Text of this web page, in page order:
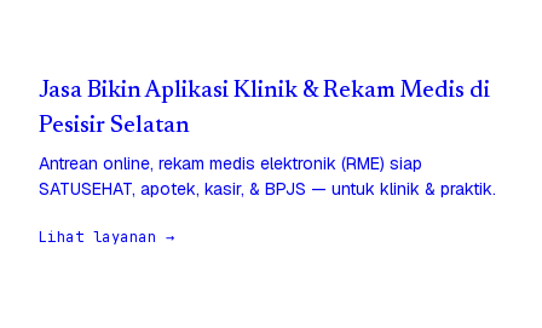
Jasa Bikin Aplikasi Klinik & Rekam Medis di
Pesisir Selatan
Antrean online, rekam medis elektronik (RME) siap
SATUSEHAT, apotek, kasir, & BPJS — untuk klinik & praktik.
Lihat layanan →